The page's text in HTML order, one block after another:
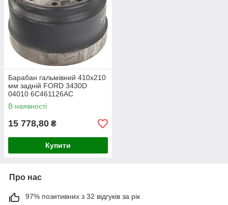
Барабан гальмівний 410х210
мм задній FORD 3430D
04010 6C461126AC
В наявності
15 778,80 ₴
Купити
Про нас
97% позитивних з 32 відгуків за рік